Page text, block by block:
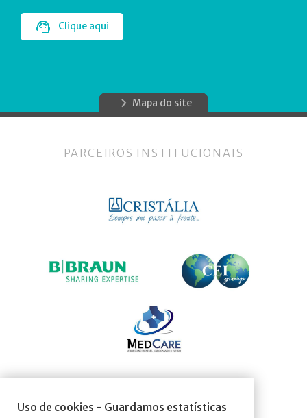
Uso de cookies - Guardamos estatísticas
Clique aqui
Mapa do site
PARCEIROS INSTITUCIONAIS
SOCIEDADE AFILIADA À: